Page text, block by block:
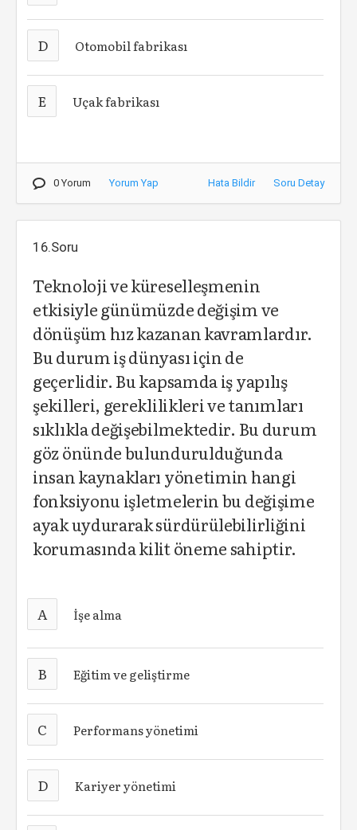
D Otomobil fabrikası
E Uçak fabrikası
0 Yorum Yorum Yap Hata Bildir Soru Detay
16.Soru
Teknoloji ve küreselleşmenin
etkisiyle günümüzde değişim ve
dönüşüm hız kazanan kavramlardır.
Bu durum iş dünyası için de
geçerlidir. Bu kapsamda iş yapılış
şekilleri, gereklilikleri ve tanımları
sıklıkla değişebilmektedir. Bu durum
göz önünde bulundurulduğunda
insan kaynakları yönetimin hangi
fonksiyonu işletmelerin bu değişime
ayak uydurarak sürdürülebilirliğini
korumasında kilit öneme sahiptir.
A İşe alma
B Eğitim ve geliştirme
C Performans yönetimi
D Kariyer yönetimi